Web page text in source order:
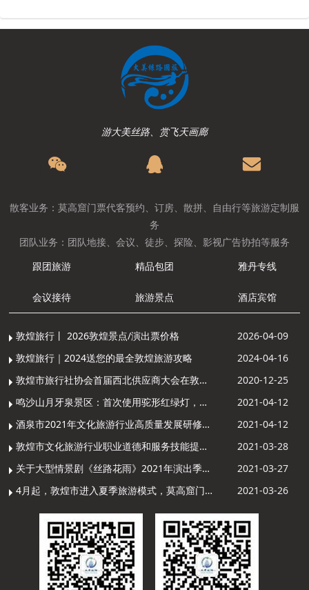
游大美丝路、赏飞天画廊
散客业务：莫高窟门票代客预约、订房、散拼、自由行等旅游定制服
务
团队业务：团队地接、会议、徒步、探险、影视广告协拍等服务
跟团旅游
精品包团 雅丹专线
会议接待 旅游景点 酒店宾馆
敦煌旅行丨 2026敦煌景点/演出票价格
2026-04-09
敦煌旅行｜2024送您的最全敦煌旅游攻略
2024-04-16
敦煌市旅行社协会首届西北供应商大会在敦煌召开
2020-12-25
鸣沙山月牙泉景区：首次使用驼形红绿灯，骆驼“看驼灯绿了”走起来
2021-04-12
酒泉市2021年文化旅游行业高质量发展研修提升培训班敦煌分训点开班
2021-04-12
敦煌市文化旅游行业职业道德和服务技能提升导游专项培训成功举办
2021-03-28
关于大型情景剧《丝路花雨》2021年演出季开演的通知
2021-03-27
4月起，敦煌市进入夏季旅游模式，莫高窟门票价格调整
2021-03-26